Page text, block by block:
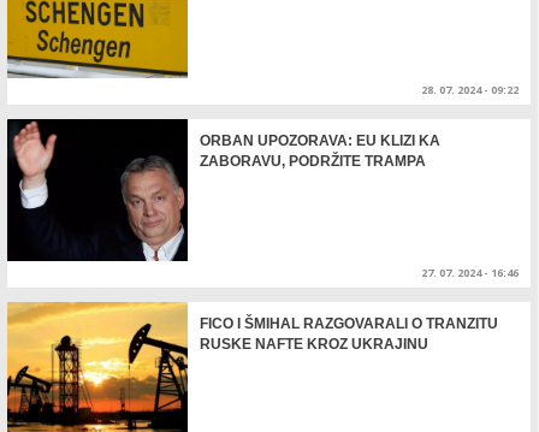
28. 07. 2024 - 09:22
ORBAN UPOZORAVA: EU KLIZI KA
ZABORAVU, PODRŽITE TRAMPA
27. 07. 2024 - 16:46
FICO I ŠMIHAL RAZGOVARALI O TRANZITU
RUSKE NAFTE KROZ UKRAJINU